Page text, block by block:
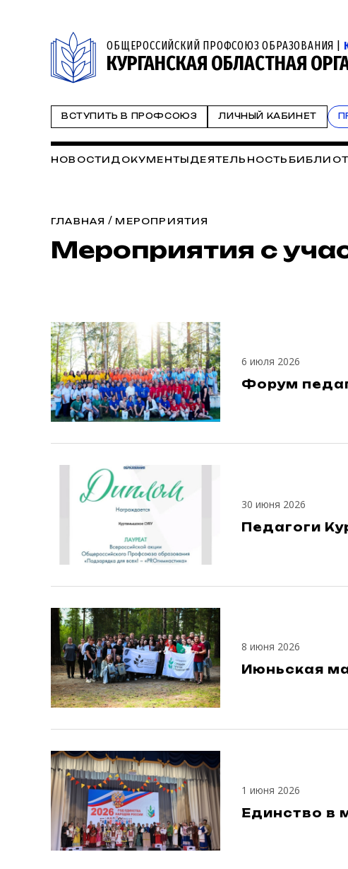
ОБЩЕРОССИЙСКИЙ ПРОФСОЮЗ ОБРАЗОВАНИЯ |
КУРГАНСКАЯ ОБЛАСТНАЯ
ВСТУПИТЬ В ПРОФСОЮЗ ЛИЧНЫЙ КАБИНЕТ
НОВОСТИ ДОКУМЕНТЫ ДЕЯТЕЛЬНОСТЬ
ГЛАВНАЯ / МЕРОПРИЯТИЯ
Мероприятия с
6 июля 2026
Форум
30 июня 2026
Педагоги
8 июня 2026
Июньская
1 июня 2026
Единство в